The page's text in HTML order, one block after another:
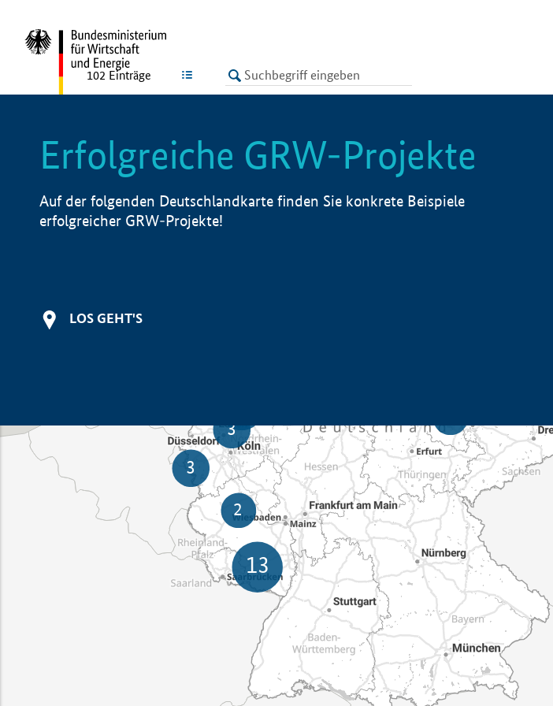
LISTE
102 Einträge
Erfolgreiche GRW-Projekte
Auf der folgenden Deutschlandkarte finden Sie konkrete Beispiele
erfolgreicher GRW-Projekte!
LOS GEHT'S